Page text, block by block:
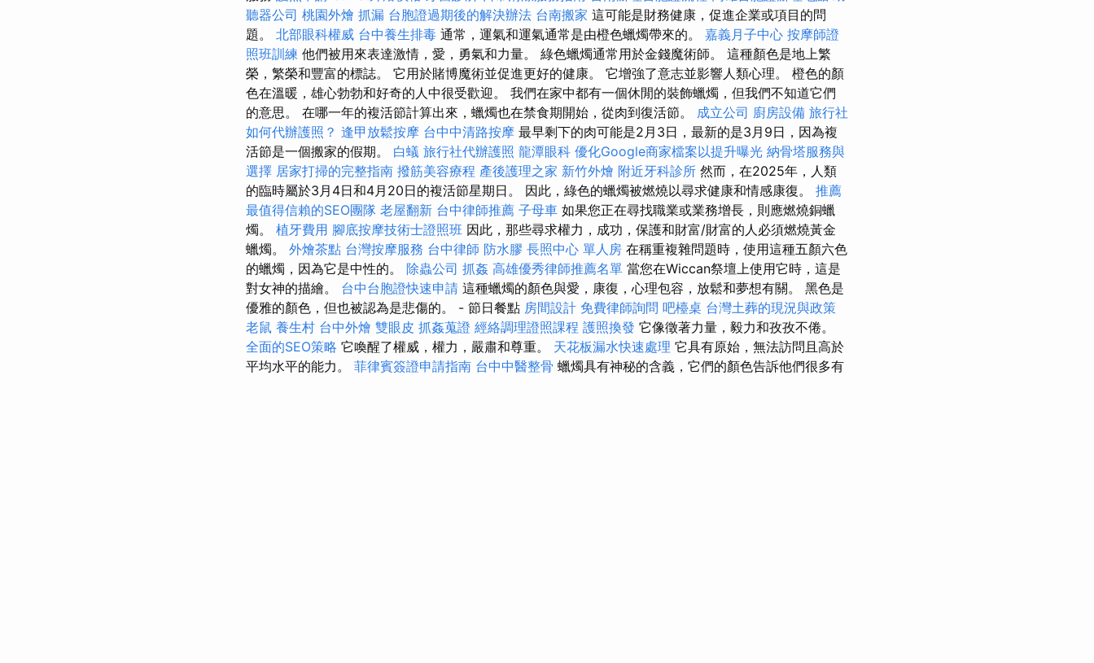
聽器公司 桃園外燴 抓漏 台胞證過期後的解決辦法 台南搬家 這可能是財務健康，促進企業或項目的問
題。 北部眼科權威 台中養生排毒 通常，運氣和運氣通常是由橙色蠟燭帶來的。 嘉義月子中心 按摩師證
照班訓練 他們被用來表達激情，愛，勇氣和力量。 綠色蠟燭通常用於金錢魔術師。 這種顏色是地上繁
榮，繁榮和豐富的標誌。 它用於賭博魔術並促進更好的健康。 它增強了意志並影響人類心理。 橙色的顏
色在溫暖，雄心勃勃和好奇的人中很受歡迎。 我們在家中都有一個休閒的裝飾蠟燭，但我們不知道它們
的意思。 在哪一年的複活節計算出來，蠟燭也在禁食期開始，從肉到復活節。 成立公司 廚房設備 旅行社
如何代辦護照？ 逢甲放鬆按摩 台中中清路按摩 最早剩下的肉可能是2月3日，最新的是3月9日，因為複
活節是一個搬家的假期。 白蟻 旅行社代辦護照 龍潭眼科 優化Google商家檔案以提升曝光 納骨塔服務與
選擇 居家打掃的完整指南 撥筋美容療程 產後護理之家 新竹外燴 附近牙科診所 然而，在2025年，人類
的臨時屬於3月4日和4月20日的複活節星期日。 因此，綠色的蠟燭被燃燒以尋求健康和情感康復。 推薦
最值得信賴的SEO團隊 老屋翻新 台中律師推薦 子母車 如果您正在尋找職業或業務增長，則應燃燒銅蠟
燭。 植牙費用 腳底按摩技術士證照班 因此，那些尋求權力，成功，保護和財富/財富的人必須燃燒黃金
蠟燭。 外燴茶點 台灣按摩服務 台中律師 防水膠 長照中心 單人房 在稱重複雜問題時，使用這種五顏六色
的蠟燭，因為它是中性的。 除蟲公司 抓姦 高雄優秀律師推薦名單 當您在Wiccan祭壇上使用它時，這是
對女神的描繪。 台中台胞證快速申請 這種蠟燭的顏色與愛，康復，心理包容，放鬆和夢想有關。 黑色是
優雅的顏色，但也被認為是悲傷的。 - 節日餐點 房間設計 免費律師詢問 吧檯桌 台灣土葬的現況與政策
老鼠 養生村 台中外燴 雙眼皮 抓姦蒐證 經絡調理證照課程 護照換發 它像徵著力量，毅力和孜孜不倦。
全面的SEO策略 它喚醒了權威，權力，嚴肅和尊重。 天花板漏水快速處理 它具有原始，無法訪問且高於
平均水平的能力。 菲律賓簽證申請指南 台中中醫整骨 蠟燭具有神秘的含義，它們的顏色告訴他們很多有